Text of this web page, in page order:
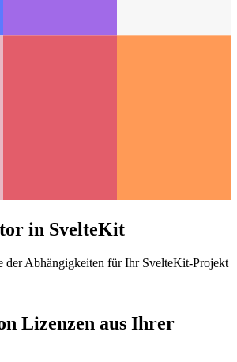
der Abhängigkeiten für Ihr SvelteKit-Projekt